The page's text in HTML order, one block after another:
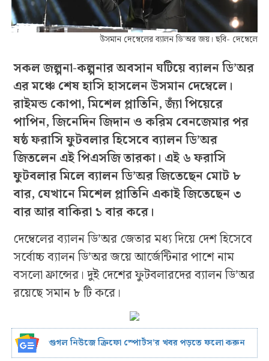
উসমান দেম্বেলের ব্যালন ডি'অর জয়। ছবি- দেম্বেলে
সকল জল্পনা-কল্পনার অবসান ঘটিয়ে ব্যালন ডি’অর
এর মঞ্চে শেষ হাসি হাসলেন উসমান দেম্বেলে।
রাইমন্ড কোপা, মিশেল প্লাতিনি, জ্যাঁ পিয়েরে
পাপিন, জিনেদিন জিদান ও করিম বেনজেমার পর
ষষ্ঠ ফরাসি ফুটবলার হিসেবে ব্যালন ডি’অর
জিতলেন এই পিএসজি তারকা। এই ৬ ফরাসি
ফুটবলার মিলে ব্যালন ডি’অর জিতেছেন মোট ৮
বার, যেখানে মিশেল প্লাতিনি একাই জিতেছেন ৩
বার আর বাকিরা ১ বার করে।
দেম্বেলের ব্যালন ডি’অর জেতার মধ্য দিয়ে দেশ হিসেবে
সর্বোচ্চ ব্যালন ডি’অর জয়ে আর্জেন্টিনার পাশে নাম
বসলো ফ্রান্সের। দুই দেশের ফুটবলারদের ব্যালন ডি’অর
রয়েছে সমান ৮ টি করে।
গুগল নিউজে ক্রিফো স্পোর্টস’র খবর পড়তে ফলো করুন